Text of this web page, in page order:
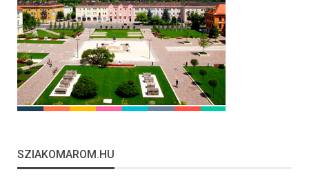
SZIAKOMAROM.HU